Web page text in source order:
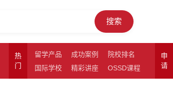
搜索
热
门
留学产品 成功案例
院校排名
国际学校
精彩讲座 OSSD课程
申
请